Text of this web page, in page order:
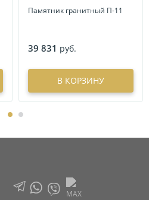
Памятник гранитный П-11
39 831 руб.
В КОРЗИНУ